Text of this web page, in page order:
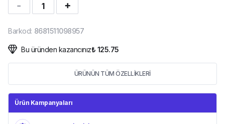
1
Barkod: 8681511098957
Bu üründen kazancınız₺ 125.75
ÜRÜNÜN TÜM ÖZELLİKLERİ
Ürün Kampanyaları